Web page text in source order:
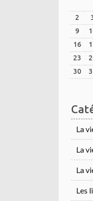
2
9
16
23
30
La
La
La
Les